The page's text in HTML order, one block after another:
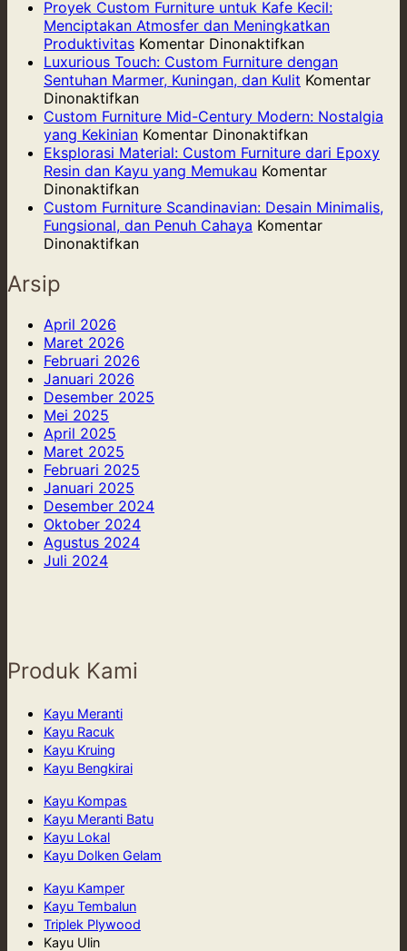
dan
Proyek Custom Furniture untuk Kafe Kecil:
Menciptakan Atmosfer dan Meningkatkan
Produktivitas Komentar Dinonaktifkanpada
Proyek
Custom
untuk
Kafe
Kecil:
Menciptakan
dan
Meningkatkan
Luxurious Touch: Custom Furniture dengan
Sentuhan Marmer, Kuningan, dan Kulit Komentar
Dinonaktifkanpada
Luxurious
Touch:
Custom
Furniture
dengan
Sentuhan
Marmer,
Kuningan,
Custom Furniture Mid-Century Modern: Nostalgia
yang Kekinian Komentar Dinonaktifkanpada
Custom
Furniture
Century
Modern:
Eksplorasi Material: Custom Furniture dari Epoxy
Resin dan Kayu yang Memukau Komentar
Dinonaktifkanpada
Eksplorasi
Material:
Custom
Kayu
yang
Memukau
Custom Furniture Scandinavian: Desain Minimalis,
Fungsional, dan Penuh Cahaya Komentar
Dinonaktifkanpada
Fungsional,
dan
Penuh
Cahaya
Arsip
April 2026
Maret 2026
Februari 2026
Januari 2026
Desember 2025
Mei 2025
April 2025
Maret 2025
Februari 2025
Januari 2025
Desember 2024
Oktober 2024
Agustus 2024
Juli 2024
Produk Kami
Kayu Meranti
Kayu Racuk
Kayu Kruing
Kayu Bengkirai
Kayu Kompas
Kayu Meranti Batu
Kayu Lokal
Kayu Dolken Gelam
Kayu Kamper
Kayu Tembalun
Triplek Plywood
Kayu Ulin